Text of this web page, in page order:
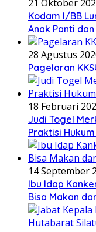
21 Oktober
Kodam I/BB
Anak Panti
28 Agustus
Pagelaran
18 Februari
Judi Togel
Praktisi
14 September
Ibu Idap
Bisa Makan